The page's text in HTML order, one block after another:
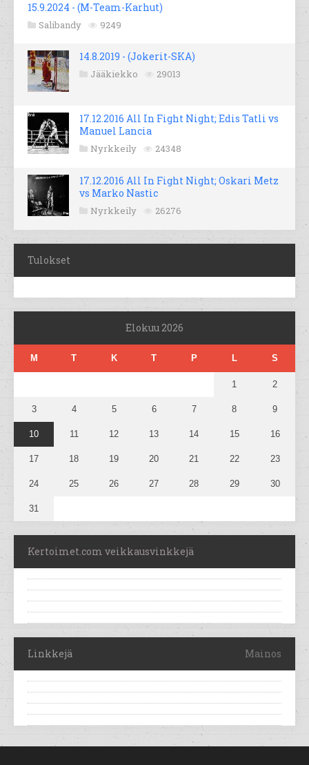
15.9.2024 - (M-Team-Karhut)
Salibandy 9249
14.8.2019 - (Jokerit-SKA)
Jääkiekko 29013
17.12.2016 All In Fight Night; Edis Tatli vs
Manuel Lancia
Nyrkkeily 24348
17.12.2016 All In Fight Night; Oskari Metz
vs Marko Nastic
Nyrkkeily 26276
Tulokset
Elokuu 2026
M T K T P L S
1 2
3 4 5 6 7 8 9
10 11 12 13 14 15 16
17 18 19 20 21 22 23
24 25 26 27 28 29 30
31
Kertoimet.com veikkausvinkkejä
Linkkejä Mainos